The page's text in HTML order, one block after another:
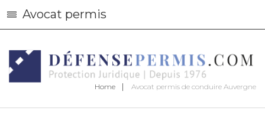
Avocat permis
Home Avocat permis de conduire Auvergne